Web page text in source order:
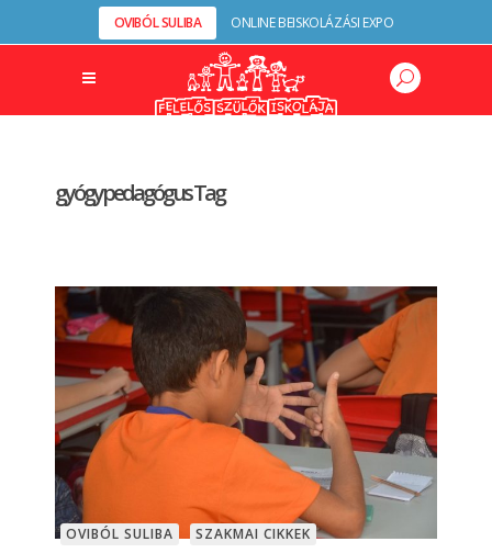
OVIBÓL SULIBA ONLINE BEISKOLÁZÁSI EXPO
gyógypedagógus Tag
OVIBÓL SULIBA SZAKMAI CIKKEK